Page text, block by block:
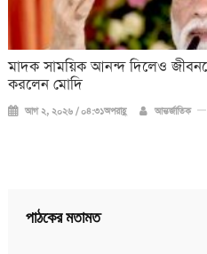
মাদক সাময়িক আনন্দ দিলেও
করলেন মোদি
আগ ২, ২০২৬ / ০৪:৩১অপরাহ্ণ আন্তর্জাতিক
পাঠকের মতামত